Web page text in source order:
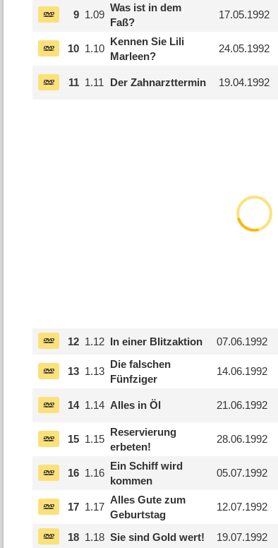
9 1.09
Was ist in dem
Faß?
17.05.1992
10 1.10
Kennen Sie Lili
Marleen?
24.05.1992
11 1.11 Der Zahnarzttermin 19.04.1992
12 1.12 In einer Blitzaktion 07.06.1992
13 1.13
Die falschen
Fünfziger
14.06.1992
14 1.14 Alles in Öl 21.06.1992
15 1.15
Reservierung
erbeten!
28.06.1992
16 1.16
Ein Schiff wird
kommen
05.07.1992
17 1.17
Alles Gute zum
Geburtstag
12.07.1992
18 1.18 Sie sind Gold wert! 19.07.1992